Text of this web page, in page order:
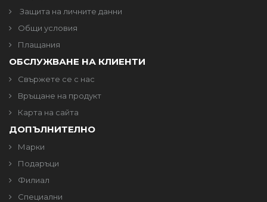
Защита на личните данни
Общи условия
Плащания
ОБСЛУЖВАНЕ НА КЛИЕНТИ
Свържете се с нас
Връщане на продукт
Карта на сайта
ДОПЪЛНИТЕЛНО
Марки
Подаръци
Филиал
Специални